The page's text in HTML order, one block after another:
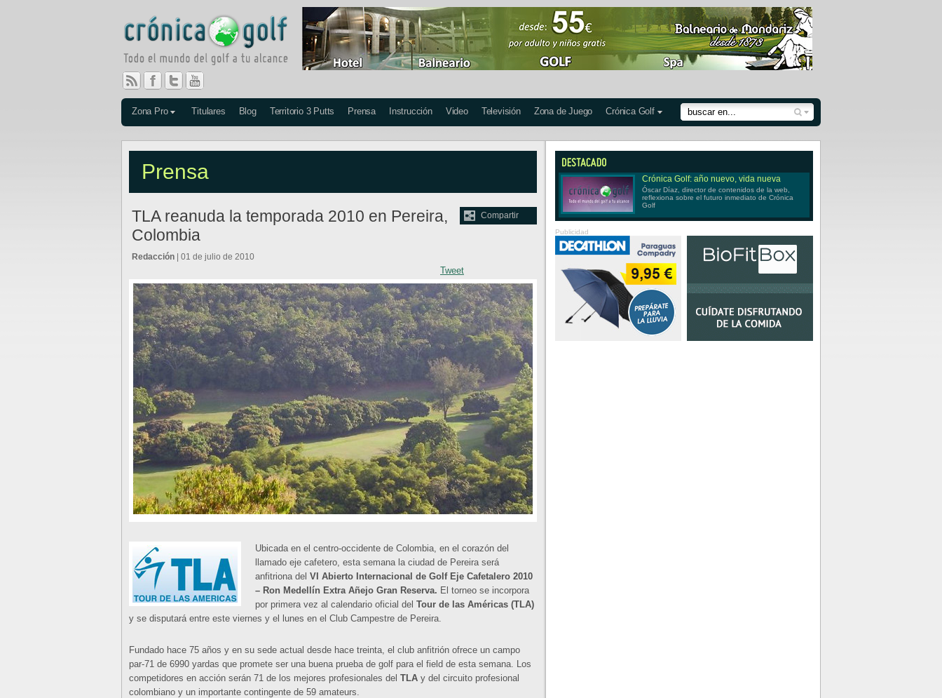
Zona Pro Titulares Blog Territorio 3 Putts Prensa Instrucción Video Televisión Zona de Juego Crónica Golf
Prensa
Compartir
TLA reanuda la temporada 2010 en Pereira,
Colombia
Tweet
Redacción | 01 de julio de 2010
Ubicada en el centro-occidente de Colombia, en el corazón del
llamado eje cafetero, esta semana la ciudad de Pereira será
anfitriona del VI Abierto Internacional de Golf Eje Cafetalero 2010
– Ron Medellín Extra Añejo Gran Reserva. El torneo se incorpora
por primera vez al calendario oficial del Tour de las Américas (TLA)
y se disputará entre este viernes y el lunes en el Club Campestre de Pereira.
Fundado hace 75 años y en su sede actual desde hace treinta, el club anfitrión ofrece un campo
par-71 de 6990 yardas que promete ser una buena prueba de golf para el field de esta semana. Los
competidores en acción serán 71 de los mejores profesionales del TLA y del circuito profesional
colombiano y un importante contingente de 59 amateurs.
Crónica Golf: año nuevo, vida nueva
Óscar Díaz, director de contenidos de la web,
reflexiona sobre el futuro inmediato de Crónica
Golf
Publicidad